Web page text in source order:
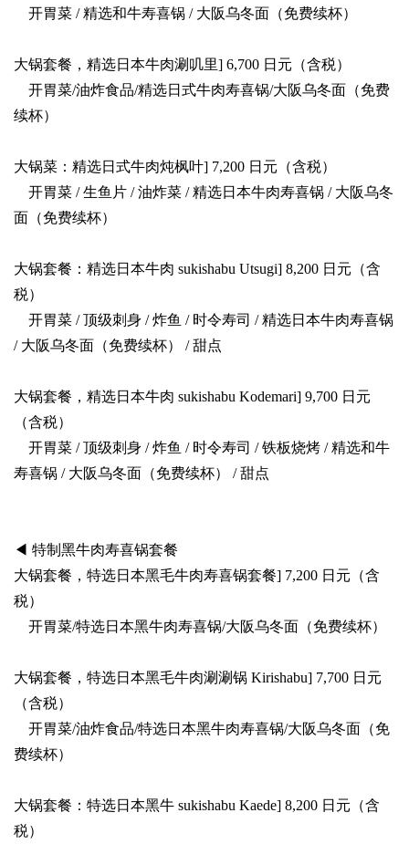
开胃菜 / 精选和牛寿喜锅 / 大阪乌冬面（免费续杯）
大锅套餐，精选日本牛肉涮叽里] 6,700 日元（含税）
开胃菜/油炸食品/精选日式牛肉寿喜锅/大阪乌冬面（免费
续杯）
大锅菜：精选日式牛肉炖枫叶] 7,200 日元（含税）
开胃菜 / 生鱼片 / 油炸菜 / 精选日本牛肉寿喜锅 / 大阪乌冬
面（免费续杯）
大锅套餐：精选日本牛肉 sukishabu Utsugi] 8,200 日元（含
税）
开胃菜 / 顶级刺身 / 炸鱼 / 时令寿司 / 精选日本牛肉寿喜锅
/ 大阪乌冬面（免费续杯） / 甜点
大锅套餐，精选日本牛肉 sukishabu Kodemari] 9,700 日元
（含税）
开胃菜 / 顶级刺身 / 炸鱼 / 时令寿司 / 铁板烧烤 / 精选和牛
寿喜锅 / 大阪乌冬面（免费续杯） / 甜点
◀ 特制黑牛肉寿喜锅套餐
大锅套餐，特选日本黑毛牛肉寿喜锅套餐] 7,200 日元（含
税）
开胃菜/特选日本黑牛肉寿喜锅/大阪乌冬面（免费续杯）
大锅套餐，特选日本黑毛牛肉涮涮锅 Kirishabu] 7,700 日元
（含税）
开胃菜/油炸食品/特选日本黑牛肉寿喜锅/大阪乌冬面（免
费续杯）
大锅套餐：特选日本黑牛 sukishabu Kaede] 8,200 日元（含
税）